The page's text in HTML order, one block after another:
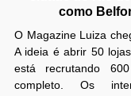
como
O Magazine Luiza
A ideia é abrir 50
está recrutando
completo. Os